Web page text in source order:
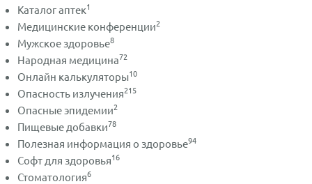
Каталог аптек1
Медицинские конференции2
Мужское здоровье8
Народная медицина72
Онлайн калькуляторы10
Опасность излучения215
Опасные эпидемии2
Пищевые добавки78
Полезная информация о здоровье94
Софт для здоровья16
Стоматология6